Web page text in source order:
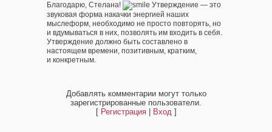
Благодарю, Стелана!
Утверждение — это
звуковая форма накачки энергией наших
мыслеформ, необходимо не просто повторять, но
и вдумываться в них, позволять им входить в себя.
Утверждение должно быть составлено в
настоящем времени, позитивным, кратким,
и конкретным.
Добавлять комментарии могут только
зарегистрированные пользователи.
[ Регистрация| Вход]